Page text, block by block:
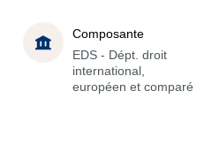
Composante
EDS - Dépt. droit
international,
européen et comparé